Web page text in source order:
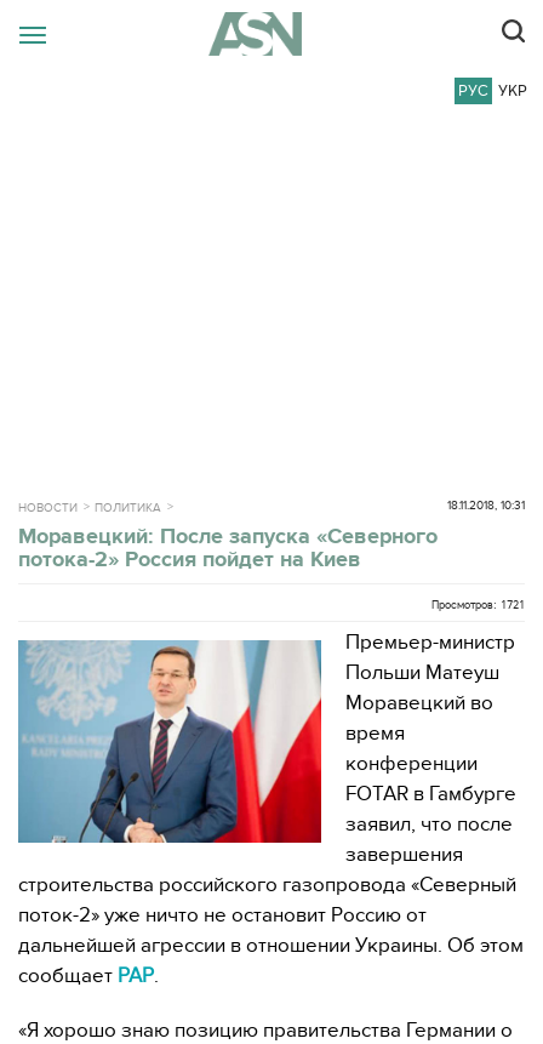
РУС УКР
НОВОСТИ ПОЛИТИКА 18.11.2018, 10:31
Моравецкий: После запуска «Северного
потока-2» Россия пойдет на Киев
Просмотров: 1721
Премьер-министр
Польши Матеуш
Моравецкий во
время
конференции
FOTAR в Гамбурге
заявил, что после
завершения
строительства российского газопровода «Северный
поток-2» уже ничто не остановит Россию от
дальнейшей агрессии в отношении Украины. Об этом
сообщает РАР.
«Я хорошо знаю позицию правительства Германии о